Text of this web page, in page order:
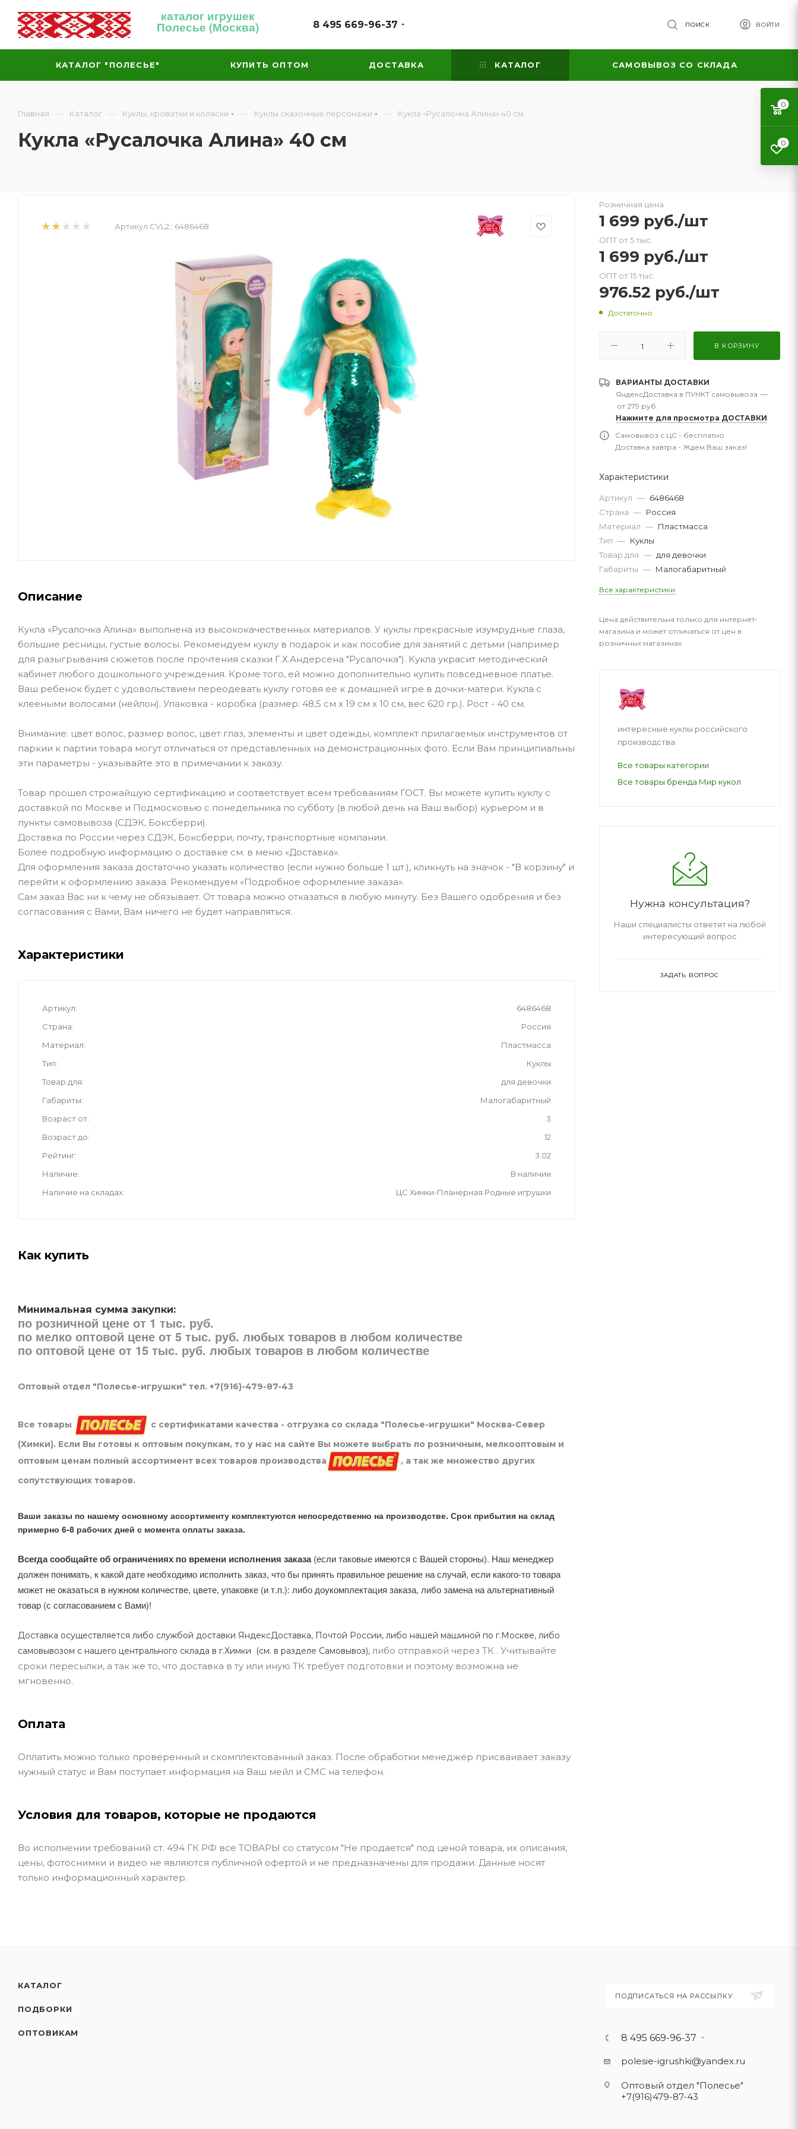
каталог игрушек
Полесье (Москва) 8 495 669-96-37 ВОЙТИ
ПОИСК
КАТАЛОГ "ПОЛЕСЬЕ" КУПИТЬ ОПТОМ ДОСТАВКА КАТАЛОГ САМОВЫВОЗ СО СКЛАДА
Главная — Каталог — Куклы, кроватки и коляски — Куклы сказочные персонажи — Кукла «Русалочка Алина» 40 см
Кукла «Русалочка Алина» 40 см
Артикул CVL2:: 6486468
Описание
Кукла «Русалочка Алина» выполнена из высококачественных материалов. У куклы прекрасные изумрудные глаза,
большие ресницы, густые волосы. Рекомендуем куклу в подарок и как пособие для занятий с детьми (например
для разыгрывания сюжетов после прочтения сказки Г.Х.Андерсена "Русалочка"). Кукла украсит методический
кабинет любого дошкольного учреждения. Кроме того, ей можно дополнительно купить повседневное платье.
Ваш ребенок будет с удовольствием переодевать куклу готовя ее к домашней игре в дочки-матери. Кукла с
клееными волосами (нейлон). Упаковка - коробка (размер: 48,5 см х 19 см х 10 см, вес 620 гр.). Рост - 40 см.
Внимание: цвет волос, размер волос, цвет глаз, элементы и цвет одежды, комплект прилагаемых инструментов от
паркии к партии товара могут отличаться от представленных на демонстрационных фото. Если Вам принципиальны
эти параметры - указывайте это в примечании к заказу.
Товар прошел строжайшую сертификацию и соответствует всем требованиям ГОСТ. Вы можете купить куклу с
доставкой по Москве и Подмосковью с понедельника по субботу (в любой день на Ваш выбор) курьером и в
пункты самовывоза (СДЭК, Боксберри).
Доставка по России через СДЭК, Боксберри, почту, транспортные компании.
Более подробную информацию о доставке см. в меню «Доставка».
Для оформления заказа достаточно указать количество (если нужно больше 1 шт.), кликнуть на значок - "В корзину" и
перейти к оформлению заказа. Рекомендуем «Подробное оформление заказа».
Сам заказ Вас ни к чему не обязывает. От товара можно отказаться в любую минуту. Без Вашего одобрения и без
согласования с Вами, Вам ничего не будет направляться.
Характеристики
Артикул
6486468
Страна
Россия
Материал
Пластмасса
Тип
Куклы
Товар для
для девочки
Габариты
Малогабаритный
Возраст от
3
Возраст до
12
Рейтинг
3.02
Наличие
В наличии
Наличие на складах
ЦС Химки-Планерная Родные игрушки
Как купить
Минимальная сумма закупки:
по розничной цене от 1 тыс. руб.
по мелко оптовой цене от 5 тыс. руб. любых товаров в любом количестве
по оптовой цене от 15 тыс. руб. любых товаров в любом количестве
Оптовый отдел "Полесье-игрушки" тел. +7(916)-479-87-43
Все товары
с сертификатами качества - отгрузка со склада "Полесье-игрушки" Москва-Север
(Химки). Если Вы готовы к оптовым покупкам, то у нас на сайте Вы можете выбрать по розничным, мелкооптовым и
оптовым ценам полный ассортимент всех товаров производства
, а так же множество других
сопутствующих товаров.
Ваши заказы по нашему основному ассортименту комплектуются непосредственно на производстве. Срок прибытия на склад
примерно 6-8 рабочих дней с момента оплаты заказа.
Всегда сообщайте об ограничениях по времени исполнения заказа(если таковые имеются с Вашей стороны). Наш менеджер
должен понимать, к какой дате необходимо исполнить заказ, что бы принять правильное решение на случай, если какого-то товара
может не оказаться в нужном количестве, цвете, упаковке (и т.п.): либо доукомплектация заказа, либо замена на альтернативный
товар (с согласованием с Вами)!
Доставка осуществляется либо службой доставки ЯндексДоставка, Почтой России, либо нашей машиной по г.Москве, либо
самовывозом с нашего центрального склада в г.Химки (см. в разделе Самовывоз), либо отправкой через ТК . Учитывайте
сроки пересылки, а так же то, что доставка в ту или иную ТК требует подготовки и поэтому возможна не
мгновенно.
Оплата
Оплатить можно только проверенный и скомплектованный заказ. После обработки менеджер присваивает заказу
нужный статус и Вам поступает информация на Ваш мейл и СМС на телефон.
Условия для товаров, которые не продаются
Во исполнении требований ст. 494 ГК РФ все ТОВАРЫ со статусом "Не продается" под ценой товара, их описания,
цены, фотоснимки и видео не являются публичной офертой и не предназначены для продажи. Данные носят
только информационный характер.
Розничная цена
1 699 руб./шт
ОПТ от 5 тыс.
1 699 руб./шт
ОПТ от 15 тыс.
976.52 руб./шт
Достаточно
В КОРЗИНУ
ВАРИАНТЫ ДОСТАВКИ
ЯндексДоставка в ПУНКТ самовывоза —
от 279 руб.
Нажмите для просмотра ДОСТАВКИ
Самовывоз с ЦС - бесплатно
Доставка завтра - Ждем Ваш заказ!
Характеристики
Артикул — 6486468
Страна — Россия
Материал — Пластмасса
Тип — Куклы
Товар для — для девочки
Габариты — Малогабаритный
Все характеристики
Цена действительна только для интернет-
магазина и может отличаться от цен в
розничных магазинах
интересные куклы российского
производства
Все товары категории
Все товары бренда Мир кукол
Нужна консультация?
Наши специалисты ответят на любой
интересующий вопрос
ЗАДАТЬ ВОПРОС
КАТАЛОГ
ПОДБОРКИ
ОПТОВИКАМ
ПОДПИСАТЬСЯ НА РАССЫЛКУ
8 495 669-96-37
polesie-igrushki@yandex.ru
Оптовый отдел "Полесье"
+7(916)479-87-43
0
0